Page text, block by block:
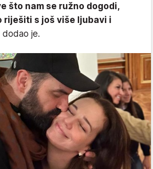
što nam se ružno dogodi,
riješiti s još više ljubavi i
dodao je.